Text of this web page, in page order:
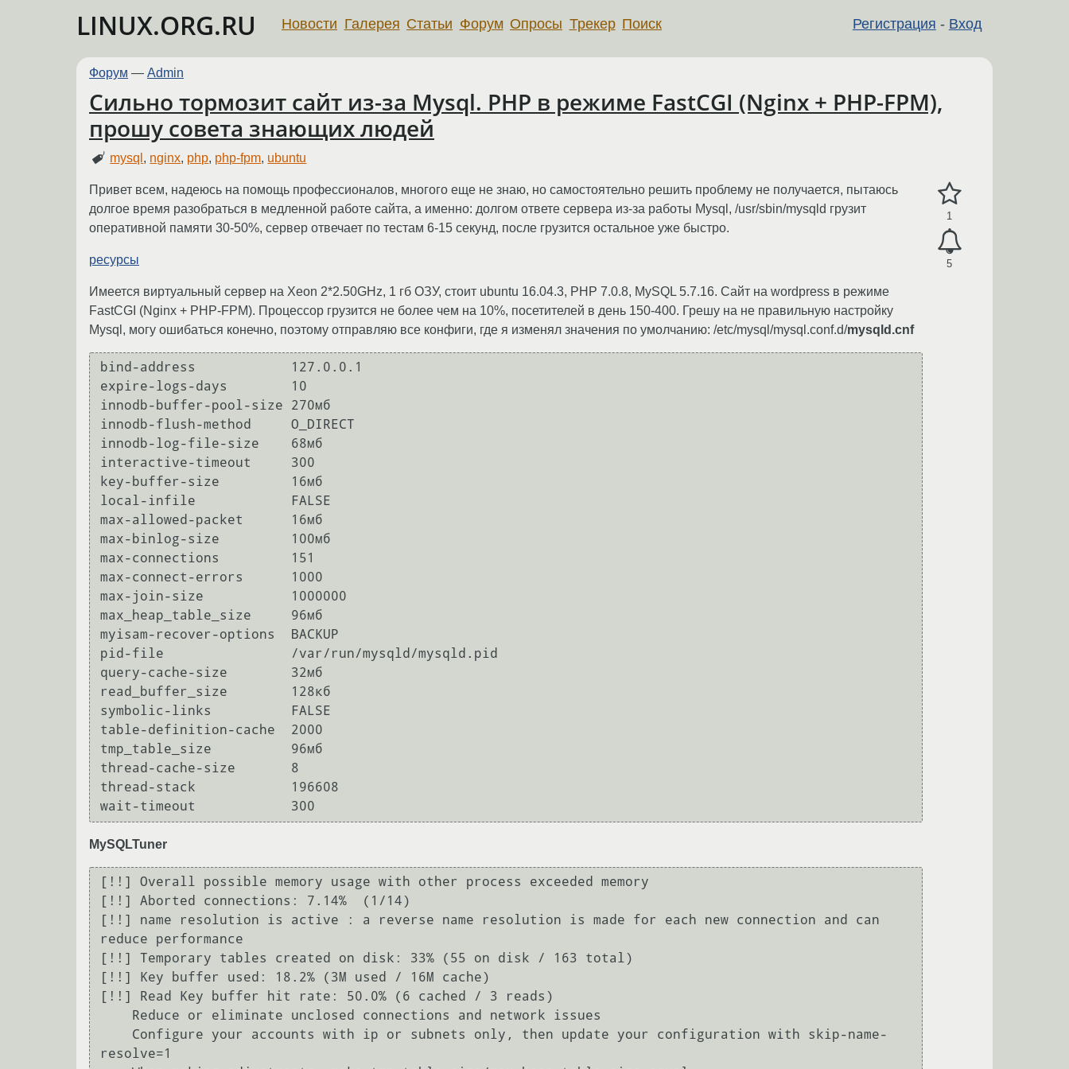
LINUX.ORG.RU Регистрация - Вход
Новости Галерея Статьи Форум Опросы Трекер Поиск
Форум — Admin
Сильно тормозит сайт из-за Mysql. PHP в режиме FastCGI (Nginx + PHP-FPM),
прошу совета знающих людей
mysql , nginx, php, php-fpm, ubuntu
1
5
Привет всем, надеюсь на помощь профессионалов, многого еще не знаю, но самостоятельно решить проблему не получается, пытаюсь
долгое время разобраться в медленной работе сайта, а именно: долгом ответе сервера из-за работы Mysql, /usr/sbin/mysqld грузит
оперативной памяти 30-50%, сервер отвечает по тестам 6-15 секунд, после грузится остальное уже быстро.
ресурсы
Имеется виртуальный сервер на Xeon 2*2.50GHz, 1 гб ОЗУ, стоит ubuntu 16.04.3, PHP 7.0.8, MySQL 5.7.16. Сайт на wordpress в режиме
FastCGI (Nginx + PHP-FPM). Процессор грузится не более чем на 10%, посетителей в день 150-400. Грешу на не правильную настройку
Mysql, могу ошибаться конечно, поэтому отправляю все конфиги, где я изменял значения по умолчанию: /etc/mysql/mysql.conf.d/mysqld.cnf
bind-address		127.0.0.1
expire-logs-days	10
innodb-buffer-pool-size	270мб
innodb-flush-method	O_DIRECT
innodb-log-file-size	68мб
interactive-timeout	300
key-buffer-size		16мб
local-infile		FALSE
max-allowed-packet	16мб
max-binlog-size		100мб
max-connections         151
max-connect-errors	1000
max-join-size           1000000
max_heap_table_size     96мб
myisam-recover-options	BACKUP
pid-file		/var/run/mysqld/mysqld.pid
query-cache-size	32мб
read_buffer_size        128кб
symbolic-links		FALSE
table-definition-cache	2000
tmp_table_size          96мб
thread-cache-size	8
thread-stack		196608
MySQLTuner
[!!] Overall possible memory usage with other process exceeded memory
[!!] Aborted connections: 7.14%  (1/14)
[!!] name resolution is active : a reverse name resolution is made for each new connection and can
reduce performance
[!!] Temporary tables created on disk: 33% (55 on disk / 163 total)
[!!] Key buffer used: 18.2% (3M used / 16M cache)
[!!] Read Key buffer hit rate: 50.0% (6 cached / 3 reads)
resolve=1